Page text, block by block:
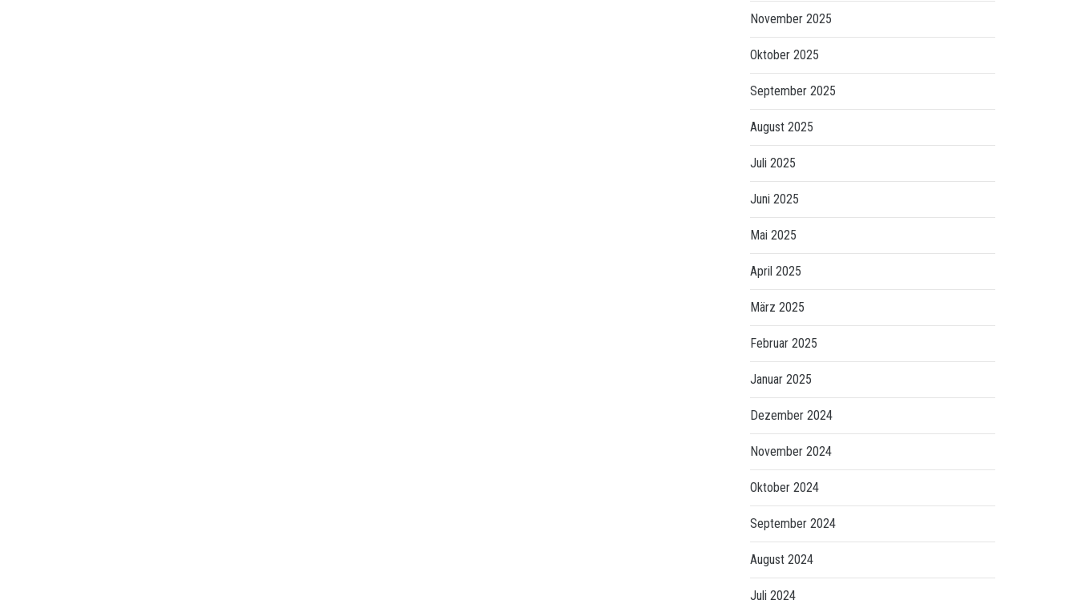
November 2025
Oktober 2025
September 2025
August 2025
Juli 2025
Juni 2025
Mai 2025
April 2025
März 2025
Februar 2025
Januar 2025
Dezember 2024
November 2024
Oktober 2024
September 2024
August 2024
Juli 2024